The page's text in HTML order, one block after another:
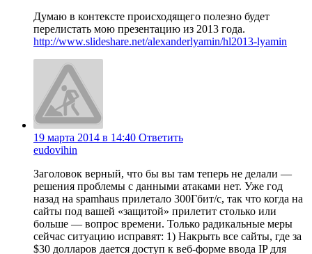
Думаю в контексте происходящего полезно будет
перелистать мою презентацию из 2013 года.
http://www.slideshare.net/alexanderlyamin/hl2013-lyamin
19 марта 2014 в 14:40 Ответить
eudovihin
Заголовок верный, что бы вы там теперь не делали —
решения проблемы с данными атаками нет. Уже год
назад на spamhaus прилетало 300Гбит/с, так что когда на
сайты под вашей «защитой» прилетит столько или
больше — вопрос времени. Только радикальные меры
сейчас ситуацию исправят: 1) Накрыть все сайты, где за
$30 долларов дается доступ к веб-форме ввода IP для